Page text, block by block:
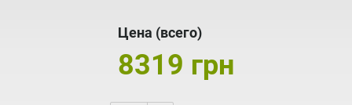
Цена (всего)
8319 грн